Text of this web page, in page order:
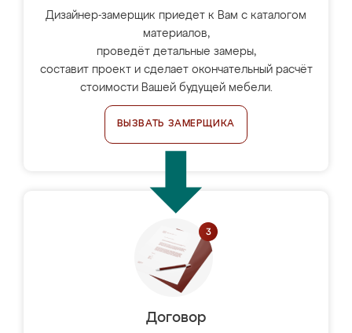
Дизайнер-замерщик приедет к Вам с каталогом
материалов,
проведёт детальные замеры,
составит проект и сделает окончательный расчёт
стоимости Вашей будущей мебели.
ВЫЗВАТЬ ЗАМЕРЩИКА
Договор